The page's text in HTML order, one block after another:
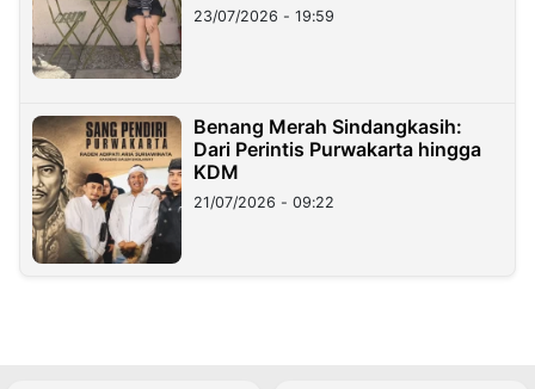
23/07/2026 - 19:59
Benang Merah Sindangkasih:
Dari Perintis Purwakarta hingga
KDM
21/07/2026 - 09:22